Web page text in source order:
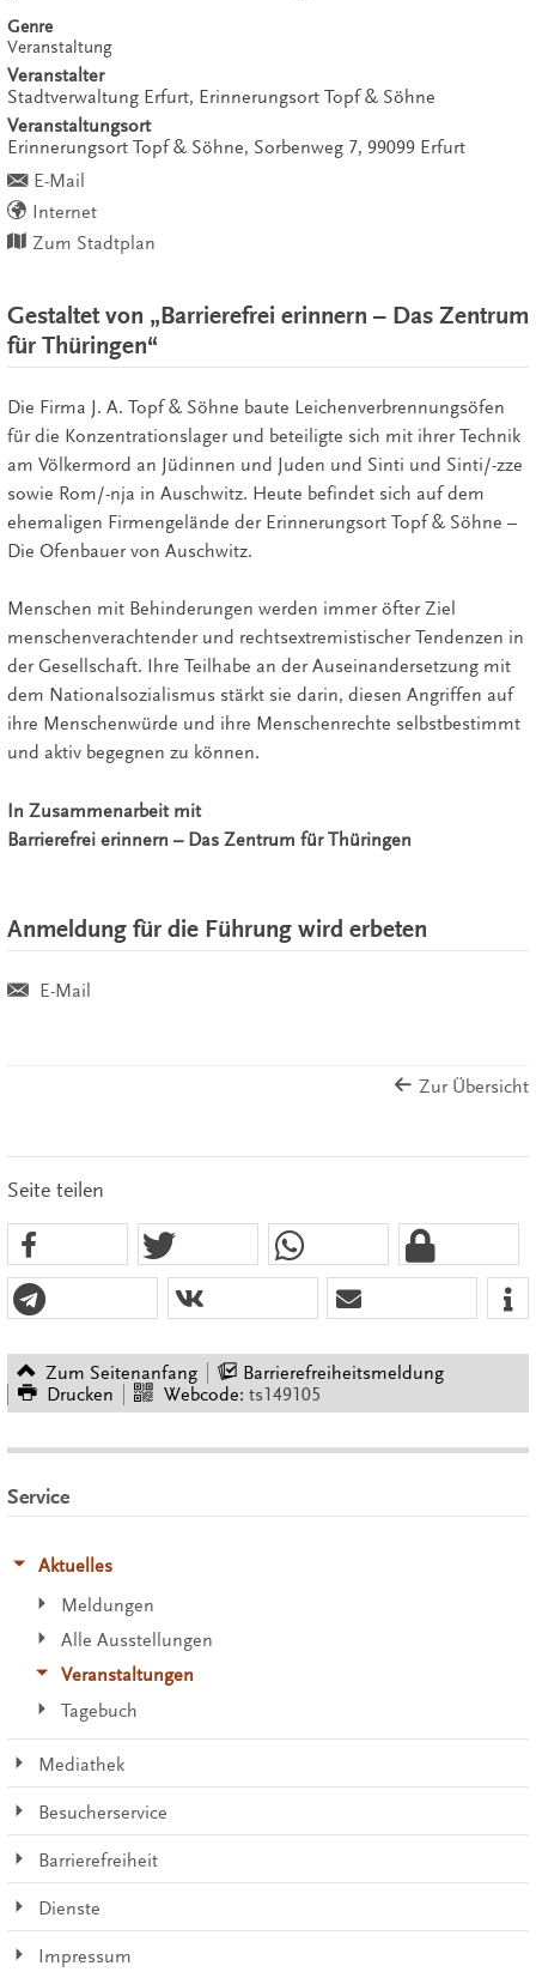
Genre
Veranstaltung
Veranstalter
Stadtverwaltung Erfurt, Erinnerungsort Topf & Söhne
Veranstaltungsort
Erinnerungsort Topf & Söhne, Sorbenweg 7, 99099 Erfurt
E-Mail
Internet
Zum Stadtplan
Gestaltet von „Barrierefrei erinnern – Das Zentrum
für Thüringen“
Die Firma J. A. Topf & Söhne baute Leichenverbrennungsöfen
für die Konzentrationslager und beteiligte sich mit ihrer Technik
am Völkermord an Jüdinnen und Juden und Sinti und Sinti/-zze
sowie Rom/-nja in Auschwitz. Heute befindet sich auf dem
ehemaligen Firmengelände der Erinnerungsort Topf & Söhne –
Die Ofenbauer von Auschwitz.
Menschen mit Behinderungen werden immer öfter Ziel
menschenverachtender und rechtsextremistischer Tendenzen in
der Gesellschaft. Ihre Teilhabe an der Auseinandersetzung mit
dem Nationalsozialismus stärkt sie darin, diesen Angriffen auf
ihre Menschenwürde und ihre Menschenrechte selbstbestimmt
und aktiv begegnen zu können.
In Zusammenarbeit mit
Barrierefrei erinnern – Das Zentrum für Thüringen
Anmeldung für die Führung wird erbeten
E-Mail
Zur Übersicht
Seite teilen
Zum Seitenanfang
Barrierefreiheitsmeldung
Drucken
Webcode: ts149105
Service
Aktuelles
Meldungen
Alle Ausstellungen
Veranstaltungen
Tagebuch
Mediathek
Besucherservice
Barrierefreiheit
Dienste
Impressum